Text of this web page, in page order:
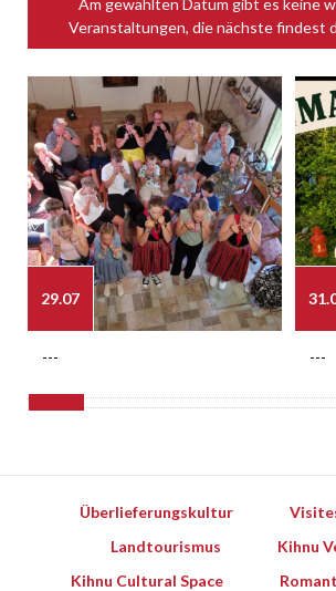
Am gewählten Datum gibt es keine
Veranstaltungen, die nächste findest
29.07
--- ---
Überlieferungskultur
Landtourismus
Kihnu
Kihnu Cultural Space